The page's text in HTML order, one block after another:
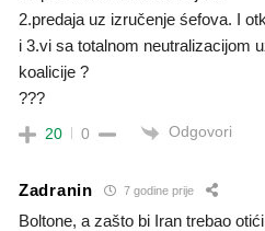
2.predaja uz izručenje śefova. I
i 3.vi sa totalnom neutralizacijom
koalicije ?
???
20 0 Odgovori
Zadranin 7 godine prije
Boltone, a zašto bi Iran trebao